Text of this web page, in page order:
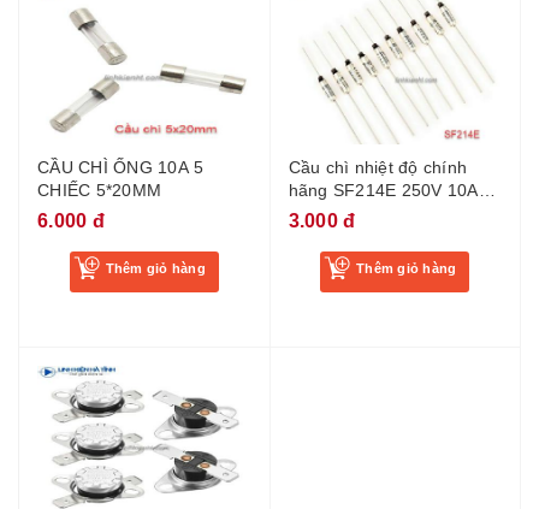
CẦU CHÌ ỐNG 10A 5
CHIẾC 5*20MM
6.000 đ
Thêm giỏ hàng
Cầu chì nhiệt độ chính
hãng SF214E 250V 10A
216 độ 214E
3.000 đ
Thêm giỏ hàng